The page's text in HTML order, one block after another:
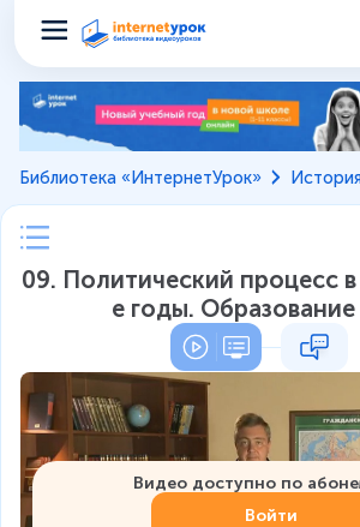
Библиотека «ИнтернетУрок»
09. Политический процесс
е годы.
Видео доступно по
Войти